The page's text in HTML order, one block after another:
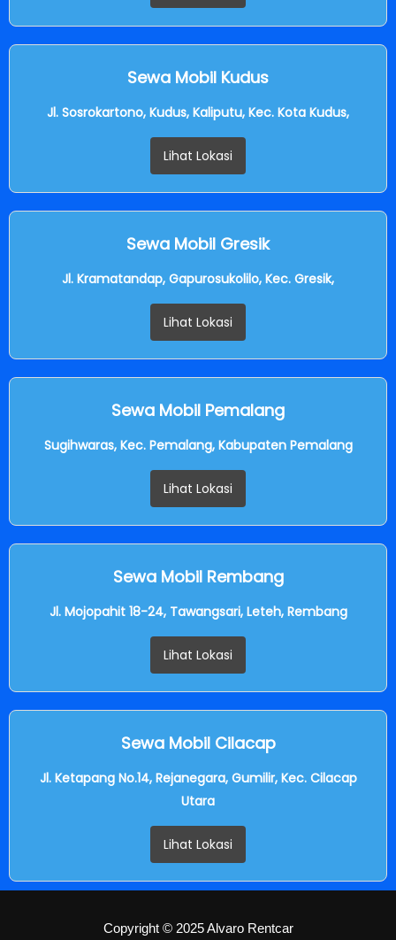
Sewa Mobil Kudus
Jl. Sosrokartono, Kudus, Kaliputu, Kec. Kota Kudus,
Lihat Lokasi
Sewa Mobil Gresik
Jl. Kramatandap, Gapurosukolilo, Kec. Gresik,
Lihat Lokasi
Sewa Mobil Pemalang
Sugihwaras, Kec. Pemalang, Kabupaten Pemalang
Lihat Lokasi
Sewa Mobil Rembang
Jl. Mojopahit 18-24, Tawangsari, Leteh, Rembang
Lihat Lokasi
Sewa Mobil Cilacap
Jl. Ketapang No.14, Rejanegara, Gumilir, Kec. Cilacap
Utara
Lihat Lokasi
Copyright © 2025 Alvaro Rentcar